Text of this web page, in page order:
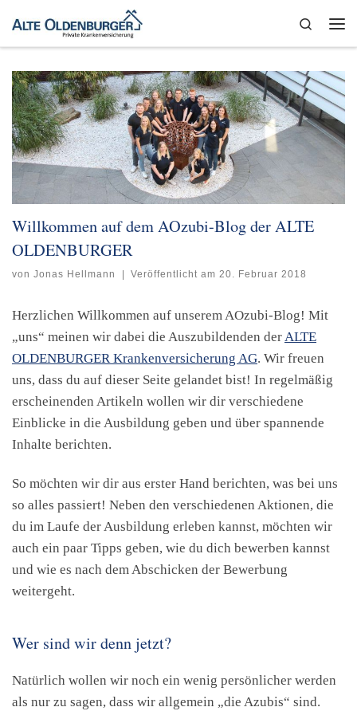
Zum Inhalt springen
Search
Willkommen auf dem AOzubi-Blog der ALTE
OLDENBURGER
von Jonas Hellmann | Veröffentlicht am20. Februar 2018
Herzlichen Willkommen auf unserem AOzubi-Blog! Mit
„uns“ meinen wir dabei die Auszubildenden der ALTE
OLDENBURGER Krankenversicherung AG. Wir freuen
uns, dass du auf dieser Seite gelandet bist! In regelmäßig
erscheinenden Artikeln wollen wir dir verschiedene
Einblicke in die Ausbildung geben und über spannende
Inhalte berichten.
So möchten wir dir aus erster Hand berichten, was bei uns
so alles passiert! Neben den verschiedenen Aktionen, die
du im Laufe der Ausbildung erleben kannst, möchten wir
auch ein paar Tipps geben, wie du dich bewerben kannst
und wie es nach dem Abschicken der Bewerbung
weitergeht.
Wer sind wir denn jetzt?
Natürlich wollen wir noch ein wenig persönlicher werden
als nur zu sagen, dass wir allgemein „die Azubis“ sind.